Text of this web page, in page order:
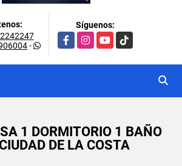
-
Síguenos:
FacebookInstagramYouTubeTikTok
1 DORMITORIO 1 BAÑO
DE LA COSTA